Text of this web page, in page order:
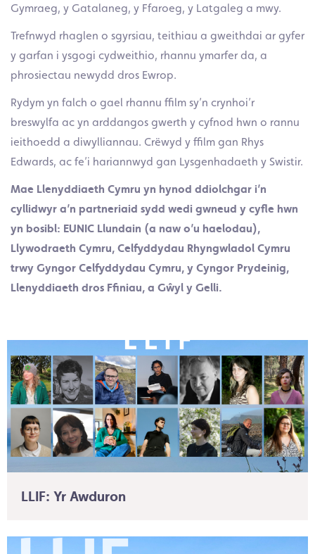
Gymraeg, y Gatalaneg, y Ffaroeg, y Latgaleg a mwy.
Trefnwyd rhaglen o sgyrsiau, teithiau a gweithdai ar gyfer
y garfan i ysgogi cydweithio, rhannu ymarfer da, a
phrosiectau newydd dros Ewrop.
Rydym yn falch o gael rhannu ffilm sy’n crynhoi’r
breswylfa ac yn arddangos gwerth y cyfnod hwn o rannu
ieithoedd a diwylliannau. Crëwyd y ffilm gan Rhys
Edwards, ac fe’i hariannwyd gan Lysgenhadaeth y Swistir.
Mae Llenyddiaeth Cymru yn hynod ddiolchgar i’n
cyllidwyr a’n partneriaid sydd wedi gwneud y cyfle hwn
yn bosibl: EUNIC Llundain (a naw o’u haelodau),
Llywodraeth Cymru, Celfyddydau Rhyngwladol Cymru
trwy Gyngor Celfyddydau Cymru, y Cyngor Prydeinig,
Llenyddiaeth dros Ffiniau, a Gŵyl y Gelli.
LLIF: Yr Awduron